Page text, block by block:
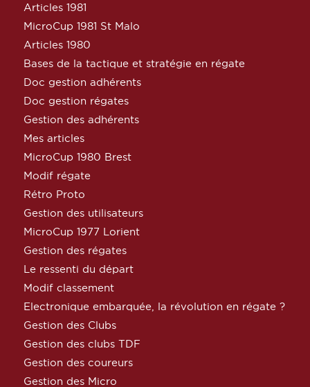
Articles 1981
MicroCup 1981 St Malo
Articles 1980
Bases de la tactique et stratégie en régate
Doc gestion adhérents
Doc gestion régates
Gestion des adhérents
Mes articles
MicroCup 1980 Brest
Modif régate
Rétro Proto
Gestion des utilisateurs
MicroCup 1977 Lorient
Gestion des régates
Le ressenti du départ
Modif classement
Electronique embarquée, la révolution en régate ?
Gestion des Clubs
Gestion des clubs TDF
Gestion des coureurs
Gestion des Micro